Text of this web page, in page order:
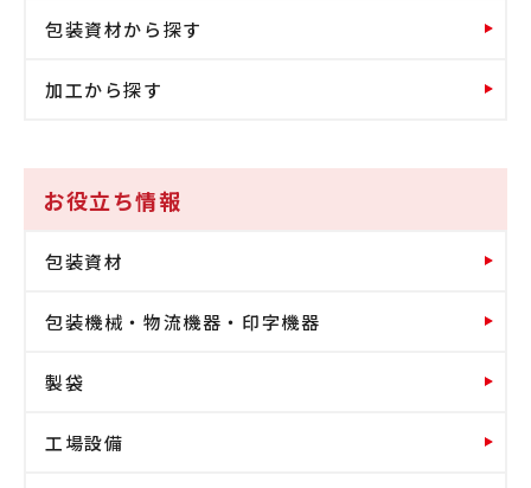
包装資材から探す
加工から探す
お役立ち情報
包装資材
包装機械・物流機器・印字機器
製袋
工場設備